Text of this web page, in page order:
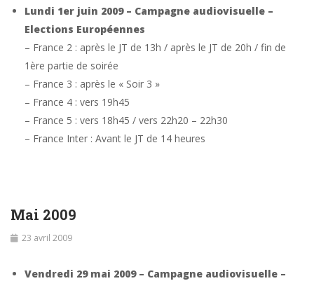
Lundi 1er juin 2009 – Campagne audiovisuelle –
Elections Européennes
– France 2 : après le JT de 13h / après le JT de 20h / fin de
1ère partie de soirée
– France 3 : après le « Soir 3 »
– France 4 : vers 19h45
– France 5 : vers 18h45 / vers 22h20 – 22h30
– France Inter : Avant le JT de 14 heures
Mai 2009
23 avril 2009
Vendredi 29 mai 2009 – Campagne audiovisuelle –